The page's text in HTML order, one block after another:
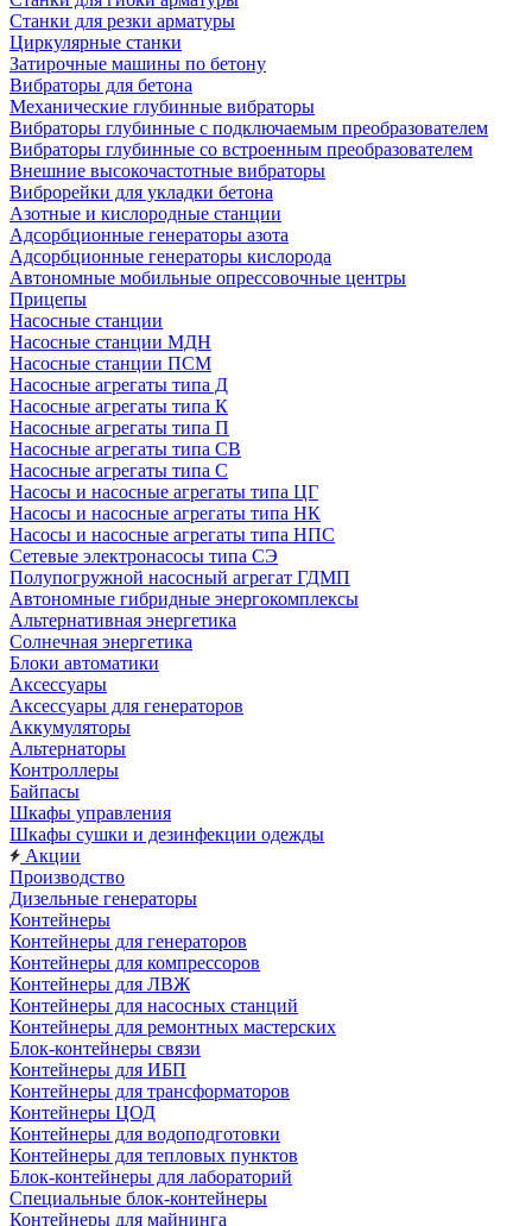
Станки для резки арматуры
Циркулярные станки
Затирочные машины по бетону
Вибраторы для бетона
Механические глубинные вибраторы
Вибраторы глубинные с подключаемым преобразователем
Вибраторы глубинные со встроенным преобразователем
Внешние высокочастотные вибраторы
Виброрейки для укладки бетона
Азотные и кислородные станции
Адсорбционные генераторы азота
Адсорбционные генераторы кислорода
Автономные мобильные опрессовочные центры
Прицепы
Насосные станции
Насосные станции МДН
Насосные станции ПСМ
Насосные агрегаты типа Д
Насосные агрегаты типа К
Насосные агрегаты типа П
Насосные агрегаты типа СВ
Насосные агрегаты типа С
Насосы и насосные агрегаты типа ЦГ
Насосы и насосные агрегаты типа НК
Насосы и насосные агрегаты типа НПС
Сетевые электронасосы типа СЭ
Полупогружной насосный агрегат ГДМП
Автономные гибридные энергокомплексы
Альтернативная энергетика
Солнечная энергетика
Блоки автоматики
Аксессуары
Аксессуары для генераторов
Аккумуляторы
Альтернаторы
Контроллеры
Байпасы
Шкафы управления
Шкафы сушки и дезинфекции одежды
Акции
Производство
Дизельные генераторы
Контейнеры
Контейнеры для генераторов
Контейнеры для компрессоров
Контейнеры для ЛВЖ
Контейнеры для насосных станций
Контейнеры для ремонтных мастерских
Блок-контейнеры связи
Контейнеры для ИБП
Контейнеры для трансформаторов
Контейнеры ЦОД
Контейнеры для водоподготовки
Контейнеры для тепловых пунктов
Блок-контейнеры для лабораторий
Специальные блок-контейнеры
Контейнеры для майнинга